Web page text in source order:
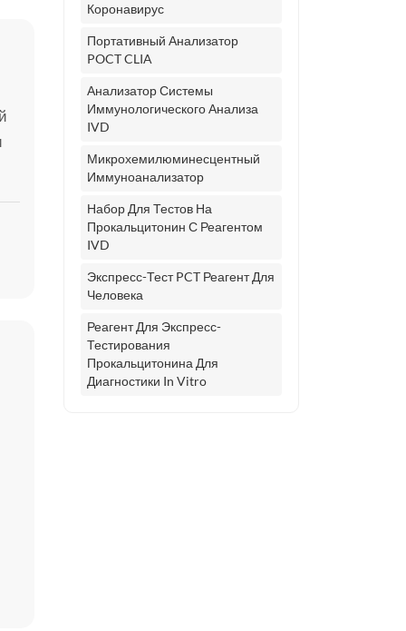
Коронавирус
Портативный Анализатор
POCT CLIA
Анализатор Системы
Иммунологического Анализа
IVD
Микрохемилюминесцентный
Иммуноанализатор
Набор Для Тестов На
Прокальцитонин С Реагентом
IVD
Экспресс-Тест PCT Реагент Для
Человека
Реагент Для Экспресс-
Тестирования
Прокальцитонина Для
Диагностики In Vitro